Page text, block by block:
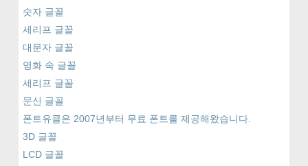
숫자 글꼴
세리프 글꼴
대문자 글꼴
영화 속 글꼴
세리프 글꼴
문신 글꼴
폰트유클은 2007년부터 무료 폰트를 제공해왔습니다.
3D 글꼴
LCD 글꼴